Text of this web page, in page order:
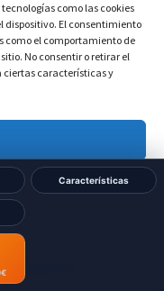
como las cookies
El consentimiento
como el comportamiento de
No consentir o retirar el
características y
Características
?
?